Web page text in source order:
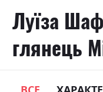
Луїза
глянець